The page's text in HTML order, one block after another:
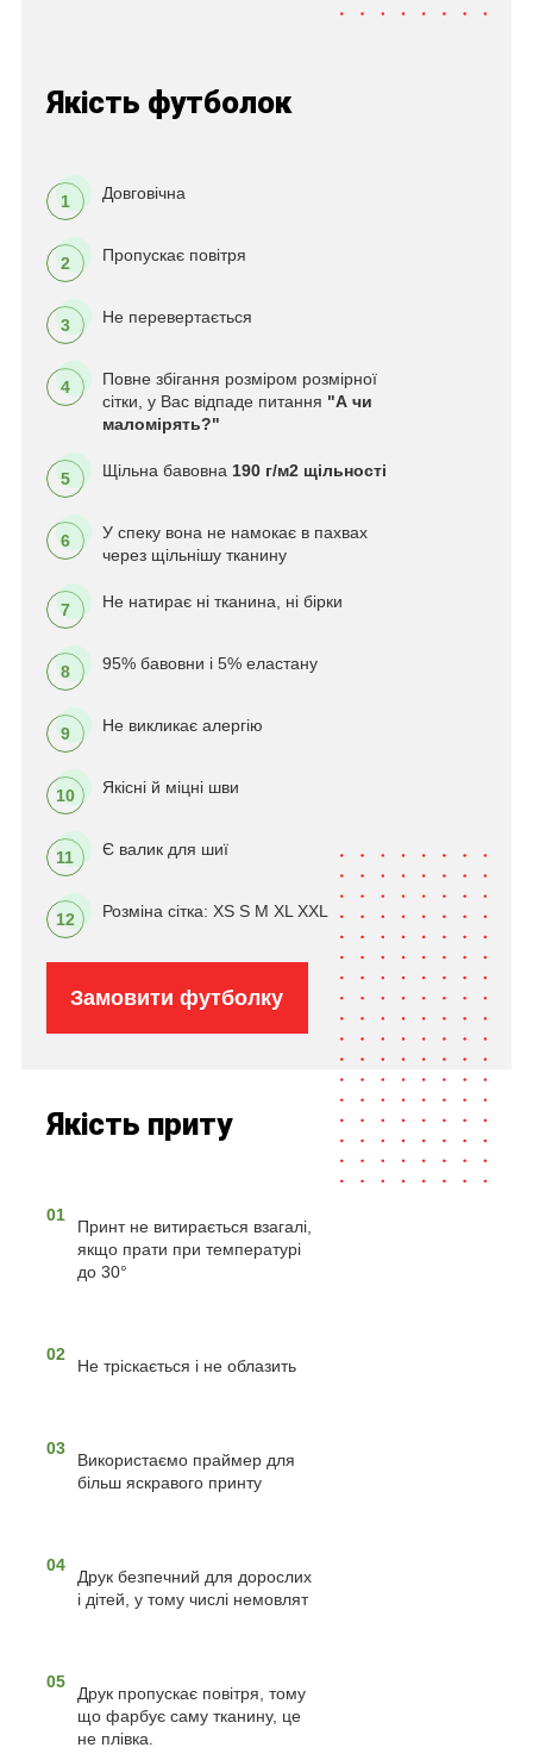
Якість футболок
1 Довговічна
2 Пропускає повітря
3 Не перевертається
4
Повне збігання розміром розмірної
сітки, у Вас відпаде питання "А чи
маломірять?"
5 Щільна бавовна 190 г/м2 щільності
6
У спеку вона не намокає в пахвах
через щільнішу тканину
7 Не натирає ні тканина, ні бірки
8 95% бавовни і 5% еластану
9 Не викликає алергію
10 Якісні й міцні шви
11 Є валик для шиї
12 Розміна сітка: XS S M XL XXL
Замовити футболку
Якість приту
01
Принт не витирається взагалі,
якщо прати при температурі
до 30°
02
Не тріскається і не облазить
03
Використаємо праймер для
більш яскравого принту
04
Друк безпечний для дорослих
і дітей, у тому числі немовлят
05
Друк пропускає повітря, тому
що фарбує саму тканину, це
не плівка.